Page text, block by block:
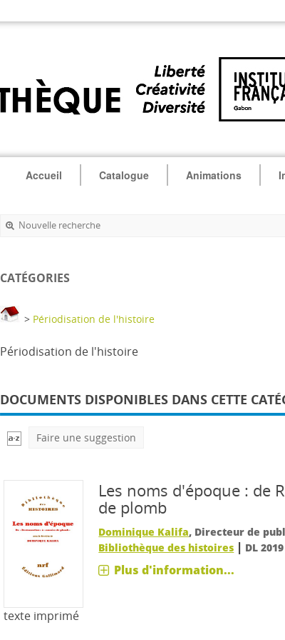
Accueil Catalogue Animations
Nouvelle recherche
CATÉGORIES
> Périodisation de l'histoire
Périodisation de l'histoire
DOCUMENTS DISPONIBLES DANS CETTE
Faire une suggestion
texte imprimé
Les noms d'époque : de
de plomb
Dominique Kalifa, Directeur de
Bibliothèque des histoires | DL 2019
Plus d'information...